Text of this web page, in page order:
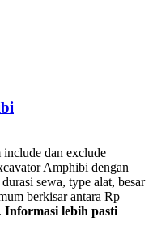
dan exclude
Amphibi dengan
sewa, type alat, besar
berkisar antara Rp
Informasi lebih pasti